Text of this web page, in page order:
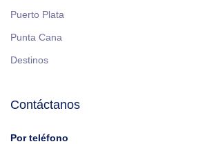
Puerto Plata
Punta Cana
Destinos
Contáctanos
Por teléfono